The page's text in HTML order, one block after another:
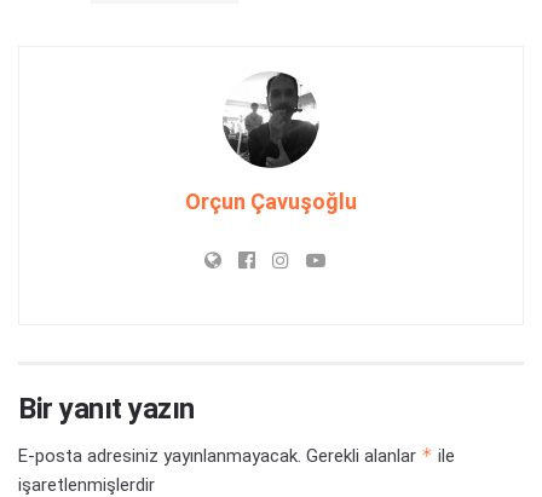
Orçun Çavuşoğlu
Bir yanıt yazın
E-posta adresiniz yayınlanmayacak. Gerekli alanlar * ile
işaretlenmişlerdir